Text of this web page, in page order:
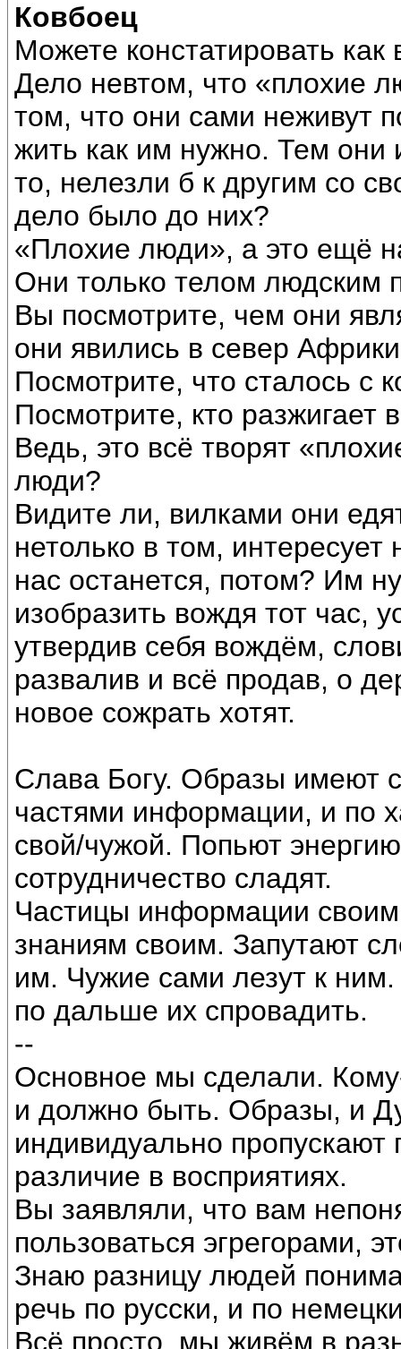
Ковбоец
Можете констатировать как
Дело невтом, что «плохие
том, что они сами неживут
жить как им нужно. Тем
то, нелезли б к другим со
дело было до них?
«Плохие люди», а это ещё
Они только телом людским
Вы посмотрите, чем они
они явились в север
Посмотрите, что сталось с
Посмотрите, кто
Ведь, это всё творят
люди?
Видите ли, вилками они
нетолько в том,
нас останется, потом? Им
изобразить вождя тот час,
утвердив себя вождём,
развалив и всё продав, о
новое сожрать хотят.
Слава Богу. Образы имеют
частями информации, и по
свой/чужой. Попьют
сотрудничество сладят.
Частицы информации своим
знаниям своим. Запутают
им. Чужие сами лезут к
по дальше их спровадить.
--
Основное мы сделали.
и должно быть. Образы, и
индивидуально пропускают
различие в восприятиях.
Вы заявляли, что вам
пользоваться эгрегорами,
Знаю разницу людей
речь по русски, и по
Всё просто, мы живём в